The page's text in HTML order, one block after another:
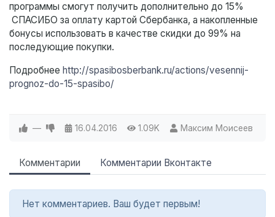
программы смогут получить дополнительно до 15%
СПАСИБО за оплату картой Сбербанка, а накопленные
бонусы использовать в качестве скидки до 99% на
последующие покупки.
Подробнее http://spasibosberbank.ru/actions/vesennij-
prognoz-do-15-spasibo/
— 16.04.2016 1.09K Максим Моисеев
Комментарии Комментарии Вконтакте
Нет комментариев. Ваш будет первым!